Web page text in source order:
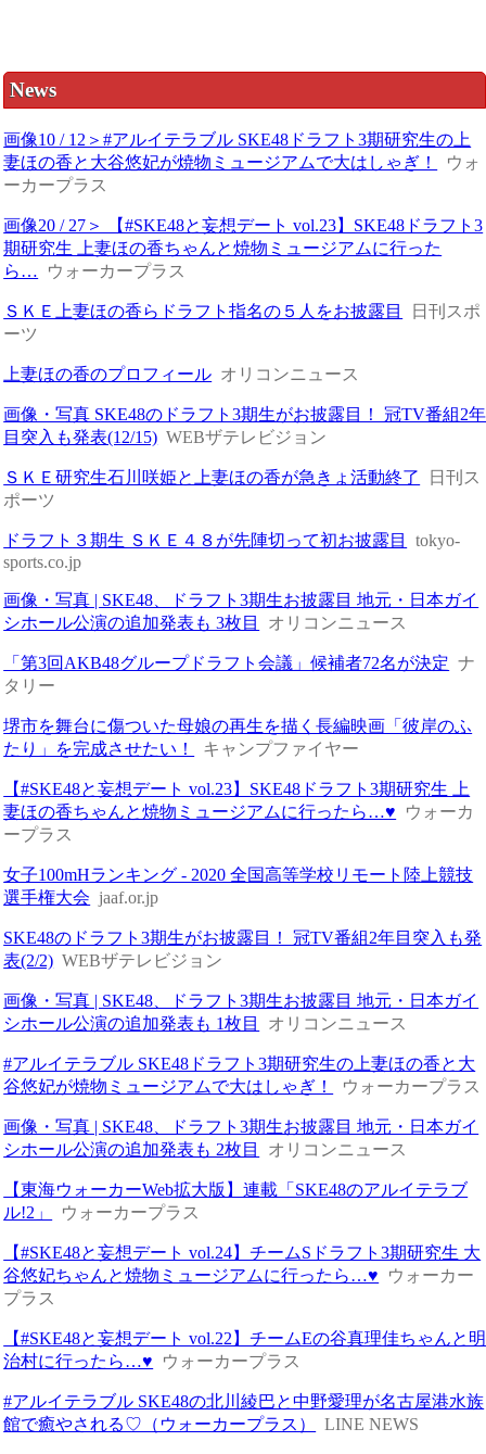
News
画像10 / 12＞#アルイテラブル SKE48ドラフト3期研究生の上
妻ほの香と大谷悠妃が焼物ミュージアムで大はしゃぎ！
ウォ
ーカープラス
画像20 / 27＞ 【#SKE48と妄想デート vol.23】SKE48ドラフト3
期研究生 上妻ほの香ちゃんと焼物ミュージアムに行った
ら…
ウォーカープラス
ＳＫＥ上妻ほの香らドラフト指名の５人をお披露目
日刊スポ
ーツ
上妻ほの香のプロフィール オリコンニュース
画像・写真 SKE48のドラフト3期生がお披露目！ 冠TV番組2年
目突入も発表(12/15) WEBザテレビジョン
ＳＫＥ研究生石川咲姫と上妻ほの香が急きょ活動終了
日刊ス
ポーツ
ドラフト３期生 ＳＫＥ４８が先陣切って初お披露目
tokyo-
sports.co.jp
画像・写真 | SKE48、ドラフト3期生お披露目 地元・日本ガイ
シホール公演の追加発表も 3枚目
オリコンニュース
「第3回AKB48グループドラフト会議」候補者72名が決定 ナ
タリー
堺市を舞台に傷ついた母娘の再生を描く長編映画「彼岸のふ
たり」を完成させたい！
キャンプファイヤー
【#SKE48と妄想デート vol.23】SKE48ドラフト3期研究生 上
妻ほの香ちゃんと焼物ミュージアムに行ったら…♥
ウォーカ
ープラス
女子100mHランキング - 2020 全国高等学校リモート陸上競技
選手権大会 jaaf.or.jp
SKE48のドラフト3期生がお披露目！ 冠TV番組2年目突入も発
表(2/2) WEBザテレビジョン
画像・写真 | SKE48、ドラフト3期生お披露目 地元・日本ガイ
シホール公演の追加発表も 1枚目
オリコンニュース
#アルイテラブル SKE48ドラフト3期研究生の上妻ほの香と大
谷悠妃が焼物ミュージアムで大はしゃぎ！
ウォーカープラス
画像・写真 | SKE48、ドラフト3期生お披露目 地元・日本ガイ
シホール公演の追加発表も 2枚目
オリコンニュース
【東海ウォーカーWeb拡大版】連載「SKE48のアルイテラブ
ル!2」
ウォーカープラス
【#SKE48と妄想デート vol.24】チームSドラフト3期研究生 大
谷悠妃ちゃんと焼物ミュージアムに行ったら…♥
ウォーカー
プラス
【#SKE48と妄想デート vol.22】チームEの谷真理佳ちゃんと明
治村に行ったら…♥
ウォーカープラス
#アルイテラブル SKE48の北川綾巴と中野愛理が名古屋港水族
館で癒やされる♡（ウォーカープラス）
LINE NEWS